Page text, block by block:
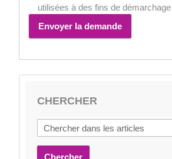
utilisées à des fins de
Envoyer la demande
CHERCHER
Chercher